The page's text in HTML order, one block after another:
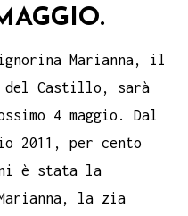
Marianna, il
del Castillo, sarà
4 maggio. Dal
2011, per cento
è stata la
la zia